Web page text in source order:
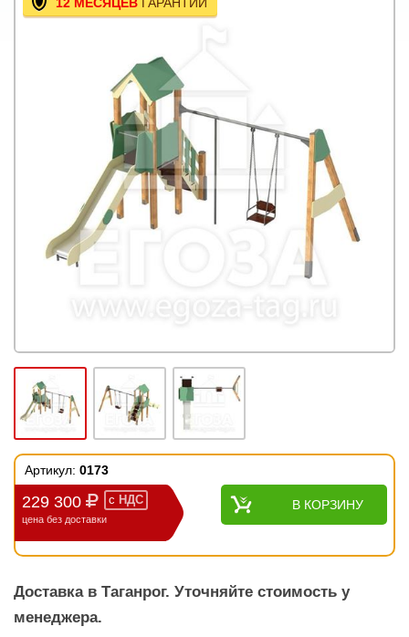
Артикул: 0173
229 300 с НДС
цена без доставки
В КОРЗИНУ
Доставка в Таганрог. Уточняйте стоимость у
менеджера.